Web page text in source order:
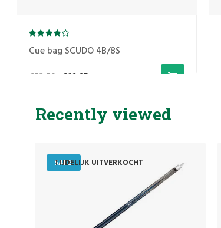
Cue bag SCUDO 4B/8S
€72,50 €69,95
Recently viewed
SALE
TIJDELIJK UITVERKOCHT